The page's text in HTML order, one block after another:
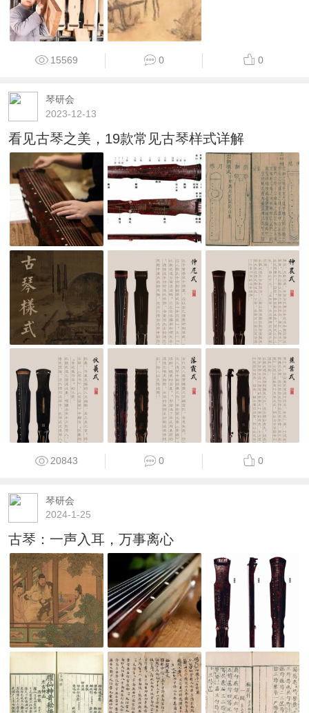
15569 0 0
琴研会
2023-12-13
看见古琴之美，19款常见古琴样式详解
20843 0 0
琴研会
2024-1-25
古琴：一声入耳，万事离心